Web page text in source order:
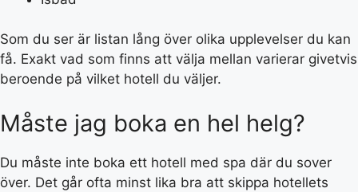
Som du ser är listan lång över olika upplevelser du kan
få. Exakt vad som finns att välja mellan varierar givetvis
beroende på vilket hotell du väljer.
Måste jag boka en hel helg?
Du måste inte boka ett hotell med spa där du sover
över. Det går ofta minst lika bra att skippa hotellets